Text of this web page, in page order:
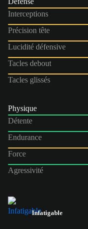
Interceptions
Précision tête
Lucidité défensive
Tacles debout
Tacles glissés
Physique
Détente
Endurance
Force
Agressivité
Infatigable